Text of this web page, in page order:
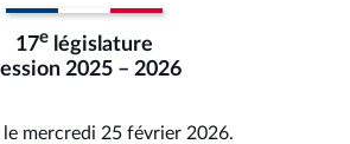
17e législature
2025 – 2026
le mercredi 25 février 2026.